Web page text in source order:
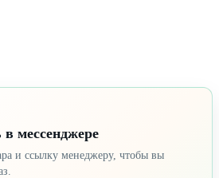
мессенджере
и ссылку менеджеру, чтобы вы